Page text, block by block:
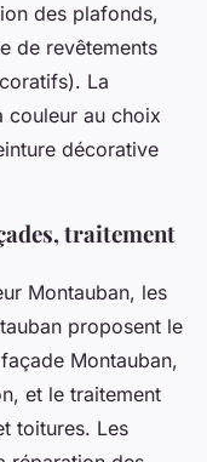
des plafonds,
de revêtements
La
couleur au choix
décorative
traitement
Montauban, les
proposent le
Montauban,
et le traitement
toitures. Les